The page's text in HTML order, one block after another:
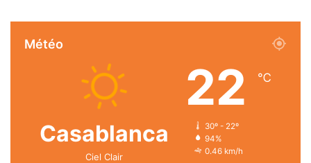
Météo
Casablanca
Ciel Clair
22 ℃
30º - 22º
94%
0.46 km/h